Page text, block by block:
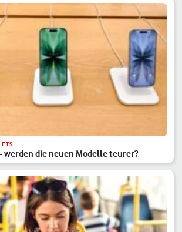
werden die neuen Modelle teurer?